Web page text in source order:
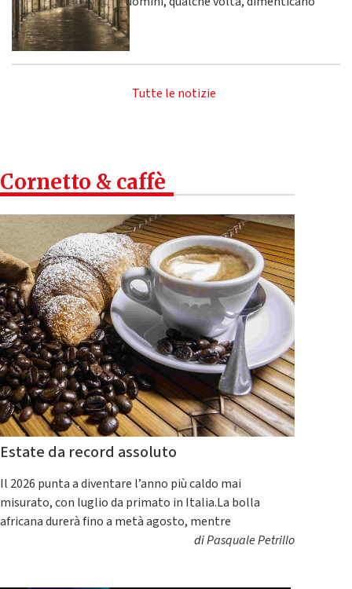
Tutte le notizie
Cornetto & caffè
Estate da record assoluto
Il 2026 punta a diventare l’anno più caldo mai
misurato, con luglio da primato in Italia.La bolla
africana durerà fino a metà agosto, mentre
diPasquale Petrillo